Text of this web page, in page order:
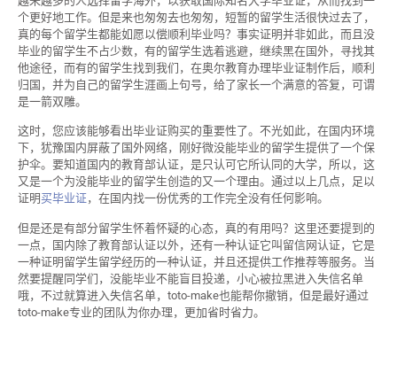
个更好地工作。但是来也匆匆去也匆匆，短暂的留学生活很快过去了，
真的每个留学生都能如愿以偿顺利毕业吗？事实证明并非如此，而且没
毕业的留学生不占少数，有的留学生选着逃避，继续黑在国外，寻找其
他途径，而有的留学生找到我们，在奥尔教育办理毕业证制作后，顺利
归国，并为自己的留学生涯画上句号，给了家长一个满意的答复，可谓
是一箭双雕。
这时，您应该能够看出毕业证购买的重要性了。不光如此，在国内环境
下，犹豫国内屏蔽了国外网络，刚好微没能毕业的留学生提供了一个保
护伞。要知道国内的教育部认证，是只认可它所认同的大学，所以，这
又是一个为没能毕业的留学生创造的又一个理由。通过以上几点，足以
证明 买毕业证，在国内找一份优秀的工作完全没有任何影响。
但是还是有部分留学生怀着怀疑的心态，真的有用吗？这里还要提到的
一点，国内除了教育部认证以外，还有一种认证它叫留信网认证，它是
一种证明留学生留学经历的一种认证，并且还提供工作推荐等服务。当
然要提醒同学们，没能毕业不能盲目投递，小心被拉黑进入失信名单
哦，不过就算进入失信名单，toto-make也能帮你撤销，但是最好通过
toto-make专业的团队为你办理，更加省时省力。